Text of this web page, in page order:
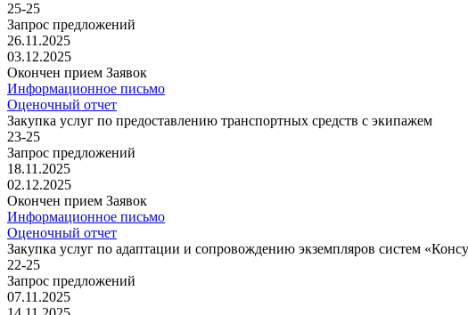
25-25
Запрос предложений
26.11.2025
03.12.2025
Окончен прием Заявок
Информационное письмо
Оценочный отчет
Закупка услуг по предоставлению транспортных средств с экипажем
23-25
Запрос предложений
18.11.2025
02.12.2025
Окончен прием Заявок
Информационное письмо
Оценочный отчет
Закупка услуг по адаптации и сопровождению экземпляров систем
22-25
Запрос предложений
07.11.2025